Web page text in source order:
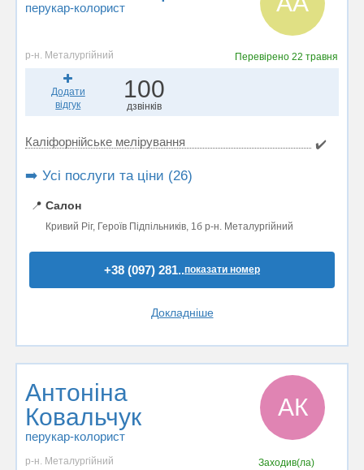
перукар-колорист
р-н. Металургійний Перевірено22 травня
Додати
відгук
100
дзвінків
Каліфорнійське мелірування ✔️
➡️ Усі послуги та ціни (26)
📍 Салон
Кривий Ріг, Героїв Підпільників, 1б р-н. Металургійний
+38 (097) 281..показати номер
Докладніше
Антоніна
Ковальчук
перукар-колорист
АК
р-н. Металургійний
Заходив(ла)